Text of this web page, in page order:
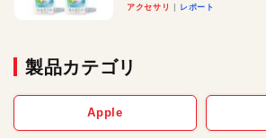
アクセサリ レポート
製品カテゴリ
Apple